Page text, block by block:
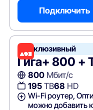
Подключить
Эксклюзивный
Гига+ 800 +
800Мбит/с
195ТВ68 HD
Wi-Fi роутер,
можно добавить